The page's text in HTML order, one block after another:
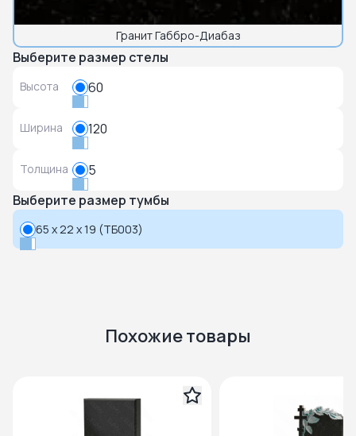
Гранит Габбро-Диабаз
Выберите размер стелы
Высота 60
Ширина 120
Толщина
5
Выберите размер тумбы
65 x 22 x 19 (ТБ003)
Похожие товары